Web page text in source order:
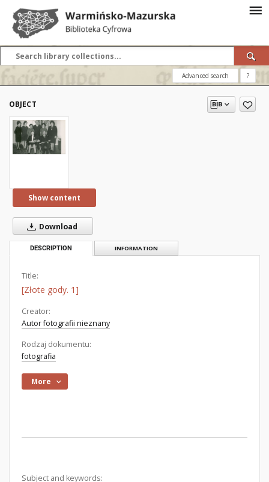
Advanced search ?
OBJECT
Show content
Download
DESCRIPTION INFORMATION
Title:
[Złote gody. 1]
Creator:
Autor fotografii nieznany
Rodzaj dokumentu:
fotografia
More
Subject and keywords: